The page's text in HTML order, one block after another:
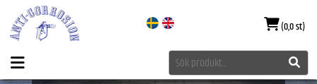
(0,0 st)